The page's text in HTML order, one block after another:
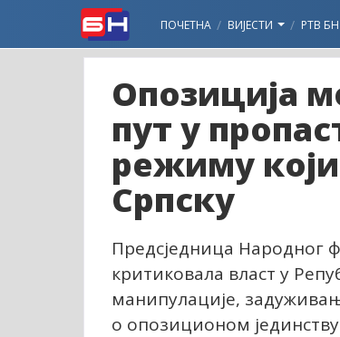
ПОЧЕТНА ВИЈЕСТИ РТВ БН
Опозиција
пут у
режиму
Српску
Предсједница Народног
критиковала власт у
манипулације,
о опозиционом